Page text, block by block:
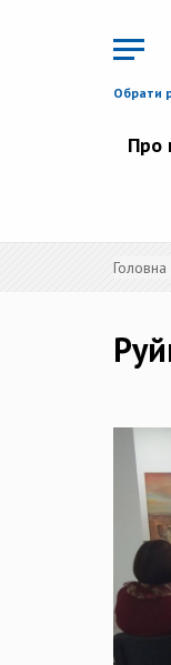
Обрати
Про
Головна